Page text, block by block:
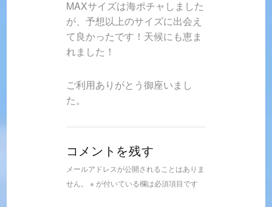
MAXサイズは海ポチャしました
が、予想以上のサイズに出会え
て良かったです！天候にも恵ま
れました！
ご利用ありがとう御座いまし
た。
コメントを残す
メールアドレスが公開されることはありま
せん。
※が付いている欄は必須項目です